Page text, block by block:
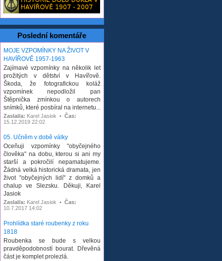
Poslední komentáře
MOJE VZPOMÍNKY NA ŽIVOT V
HAVÍŘOVĚ 1957-1963
Zajímavé vzpomínky na několik let
prožitých v dětství v Havířově.
Škoda, že fotografickou koláž
vzpomínek nepodložil pan
Štěpnička zmínkou o autorech
snímků, které posbíral na internetu...
Zaslal/a: Karel Jasiok • Čas:
15.12.2019 22:02
05. Učněm v době války
Oceňuji vzpomínky "obyčejného
člověka" na dobu, kterou si ani my
starší a pokročilí nepamatujeme.
Žádná velká historická dramata, jen
život "obyčejných lidí" z domků a
chalup ve Slezsku. Děkuji, Karel
Jasiok
Zaslal/a: Karel Jasiok • Čas:
10.7.2017 14:02
Prohlídka staré roubenky z roku
1818
Roubenka se bude s velkou
pravděpodobností bourat. Dřevěná
část je komplet prolezlá.